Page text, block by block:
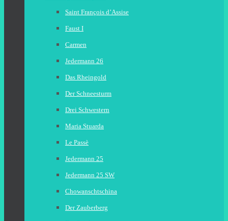
Saint François d’Assise
Faust I
Carmen
Jedermann 26
Das Rheingold
Der Schneesturm
Drei Schwestern
Maria Stuarda
Le Passè
Jedermann 25
Jedermann 25 SW
Chowanschtschina
Der Zauberberg